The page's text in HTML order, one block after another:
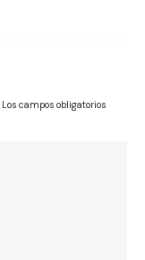
Los campos obligatorios